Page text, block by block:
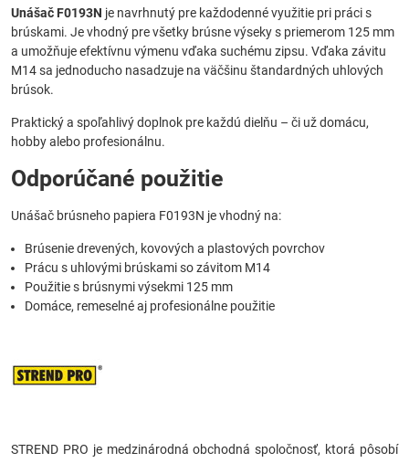
Unášač F0193N je navrhnutý pre každodenné využitie pri práci s
brúskami. Je vhodný pre všetky brúsne výseky s priemerom 125 mm
a umožňuje efektívnu výmenu vďaka suchému zipsu. Vďaka závitu
M14 sa jednoducho nasadzuje na väčšinu štandardných uhlových
brúsok.
Praktický a spoľahlivý doplnok pre každú dielňu – či už domácu,
hobby alebo profesionálnu.
Odporúčané použitie
Unášač brúsneho papiera F0193N je vhodný na:
Brúsenie drevených, kovových a plastových povrchov
Prácu s uhlovými brúskami so závitom M14
Použitie s brúsnymi výsekmi 125 mm
Domáce, remeselné aj profesionálne použitie
STREND PRO je medzinárodná obchodná spoločnosť, ktorá pôsobí